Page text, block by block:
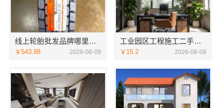
线上轮胎批发品牌哪里买选湖北省腾冠畅实业贸易有限公司
￥543.88 2026-08-09
工业园区工程施工二手房全包，苏州兔哥哥智装新材料有限公司一站式服务
￥15.2 2026-08-09